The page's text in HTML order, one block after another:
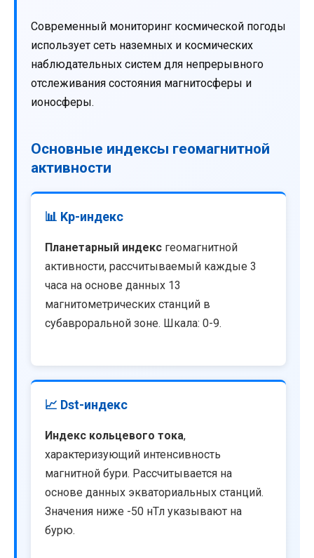
Современный мониторинг космической погоды
использует сеть наземных и космических
наблюдательных систем для непрерывного
отслеживания состояния магнитосферы и
ионосферы.
Основные индексы геомагнитной
активности
📊 Kp-индекс
Планетарный индекс геомагнитной
активности, рассчитываемый каждые 3
часа на основе данных 13
магнитометрических станций в
субавроральной зоне. Шкала: 0-9.
📈 Dst-индекс
Индекс кольцевого тока,
характеризующий интенсивность
магнитной бури. Рассчитывается на
основе данных экваториальных станций.
Значения ниже -50 нТл указывают на
бурю.